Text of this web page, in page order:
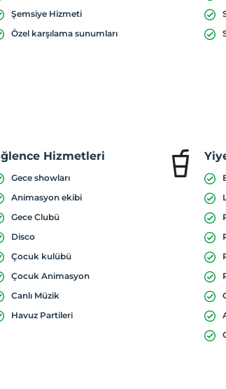
Şemsiye Hizmeti
Özel karşılama sunumları
Hizmetleri
Gece showları
Animasyon ekibi
Gece Clubü
Disco
Çocuk kulübü
Çocuk Animasyon
Canlı Müzik
Havuz Partileri